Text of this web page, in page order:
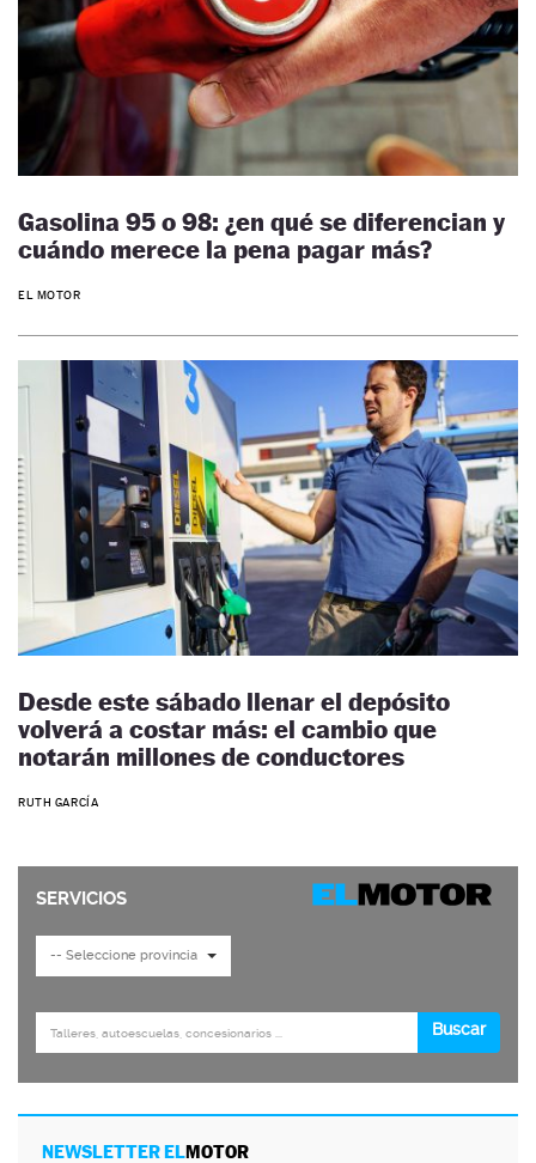
Gasolina 95 o 98: ¿en qué se diferencian y
cuándo merece la pena pagar más?
EL MOTOR
Desde este sábado llenar el depósito
volverá a costar más: el cambio que
notarán millones de conductores
RUTH GARCÍA
NEWSLETTER ELMOTOR